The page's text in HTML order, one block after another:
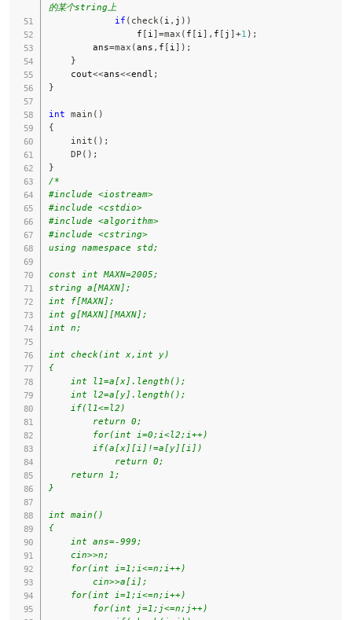
的某个string上
if ( check ( i , j ) )
                f
[ i ]=max ( f [ i ] , f [ j ]+1 ) ;
        ans
=max (ans , f [ i ] ) ;
}
    cout
<<ans<<endl ;
}
int main ( )
{
init ( ) ;
DP ( ) ;
}
/*
#include <iostream>
#include <cstdio>
#include <algorithm>
#include <cstring>
using namespace std;
const int MAXN=2005;
string a[MAXN];
int f[MAXN];
int g[MAXN][MAXN];
int n;
int check(int x,int y)
{
}
int main()
{